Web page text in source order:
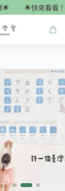
🌟快來看看！
購